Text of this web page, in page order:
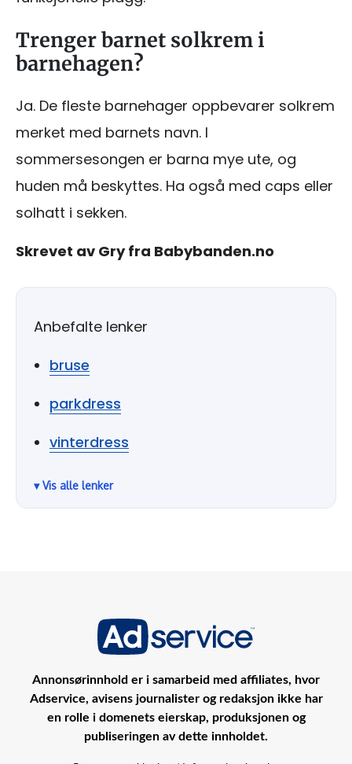
Trenger barnet solkrem i
barnehagen?
Ja. De fleste barnehager oppbevarer solkrem
merket med barnets navn. I
sommersesongen er barna mye ute, og
huden må beskyttes. Ha også med caps eller
solhatt i sekken.
Skrevet av Gry fra Babybanden.no
Anbefalte lenker
bruse
parkdress
vinterdress
Annonsørinnhold er i samarbeid med affiliates, hvor
Adservice, avisens journalister og redaksjon ikke har
en rolle i domenets eierskap, produksjonen og
publiseringen av dette innholdet.